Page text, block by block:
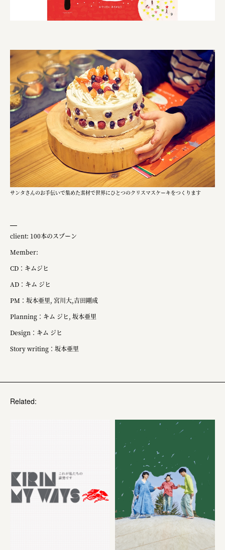
株式会社 京都産業振興センター
株式会社レリアン
日本出版販売株式会社
一般社団法人日本家具産業振興会、メッセフランクフル
フードバレーとかち首都圏プロモーション実行委員会
株式会社 中華・高橋
株式会社ITC
オクズミ商事
学校法人加藤学園
Panasonic
江東区
日鉄興和不動産株式会社
株式会社コスモスイニシア
株式会社亀屋万年堂
サンタさんのお手伝いで集めた素材で世界にひとつのクリスマスケーキをつくります
client: 100本のスプーン
Member:
CD：キムジヒ
AD：キム ジヒ
PM：坂本亜里, 宮川大,吉田剛成
Planning：キム ジヒ, 坂本亜里
Design：キム ジヒ
Story writing：坂本亜里
Related: